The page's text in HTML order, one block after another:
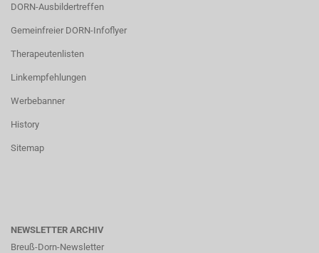
DORN-Ausbildertreffen
Gemeinfreier DORN-Infoflyer
Therapeutenlisten
Linkempfehlungen
Werbebanner
History
Sitemap
NEWSLETTER ARCHIV
Breuß-Dorn-Newsletter